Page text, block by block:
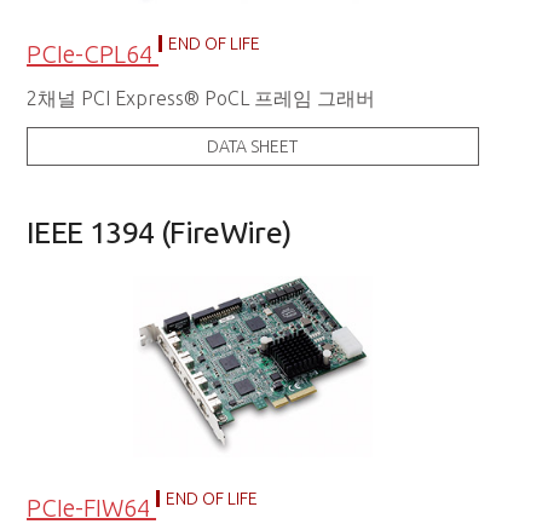
PCIe-CPL64 END OF LIFE
2채널 PCI Express® PoCL 프레임 그래버
DATA SHEET
IEEE 1394 (FireWire)
PCIe-FIW64 END OF LIFE